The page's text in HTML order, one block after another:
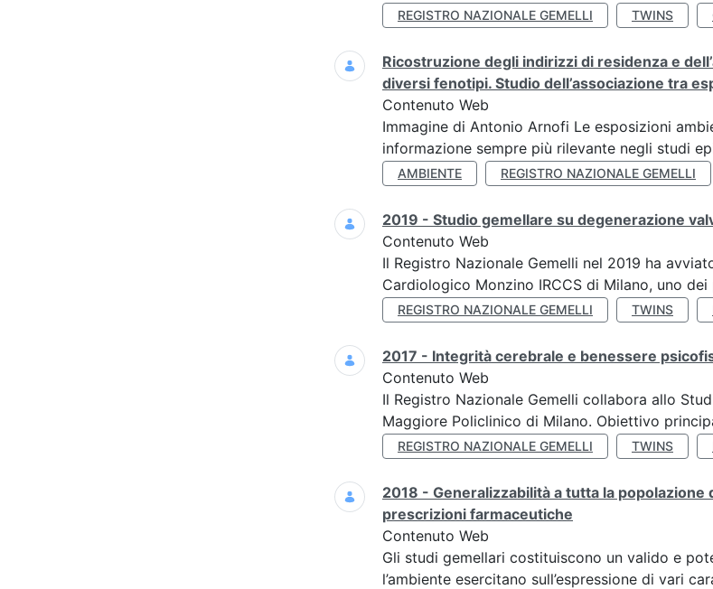
REGISTRO NAZIONALE GEMELLI TWINS
Ricostruzione degli indirizzi di residenza e
diversi fenotipi. Studio dell’associazione tra
Contenuto Web
Immagine di Antonio Arnofi Le esposizioni
informazione sempre più rilevante negli studi
AMBIENTE REGISTRO NAZIONALE GEMELLI
2019 - Studio gemellare su degenerazione
Contenuto Web
Il Registro Nazionale Gemelli nel 2019 ha
Cardiologico Monzino IRCCS di Milano, uno
REGISTRO NAZIONALE GEMELLI TWINS
2017 - Integrità cerebrale e benessere
Contenuto Web
Il Registro Nazionale Gemelli collabora allo
Maggiore Policlinico di Milano. Obiettivo
REGISTRO NAZIONALE GEMELLI TWINS
2018 - Generalizzabilità a tutta la
prescrizioni farmaceutiche
Contenuto Web
Gli studi gemellari costituiscono un valido e
l’ambiente esercitano sull’espressione di vari